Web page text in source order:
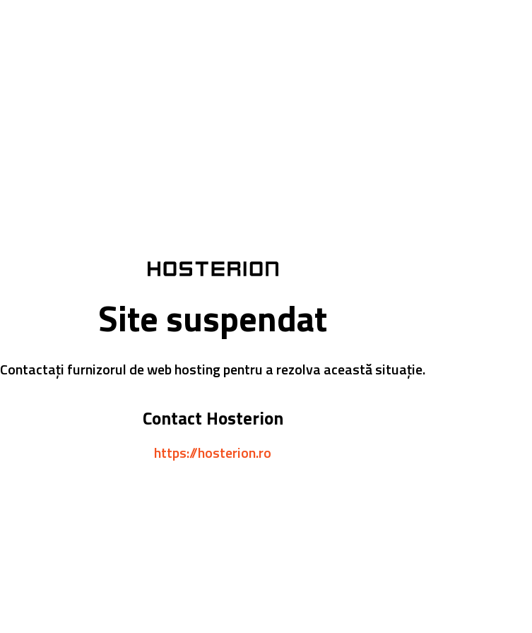
Site suspendat
Contactați furnizorul de web hosting pentru a rezolva această situație.
Contact Hosterion
https://hosterion.ro